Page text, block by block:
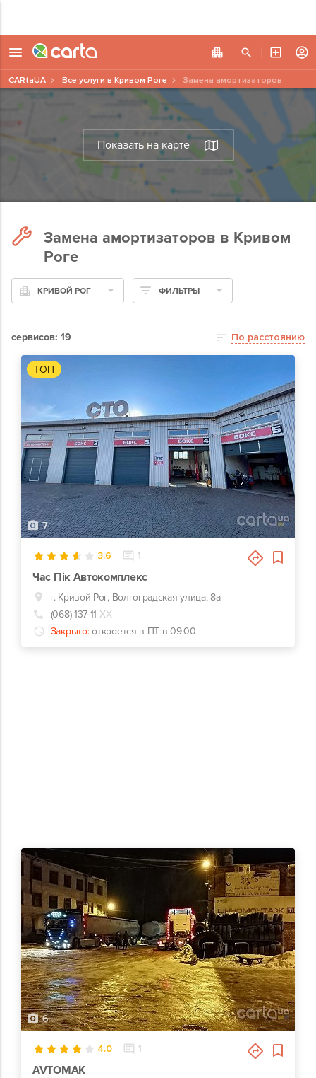
Показать на карте
CARtaUA Все услуги в Кривом Роге Замена амортизаторов
Замена амортизаторов в Кривом
Роге
КРИВОЙ РОГ ФИЛЬТРЫ
сервисов: 19 По расстоянию
ТОП
7
3.6 1
Час Пік Автокомплекс
г. Кривой Рог, Волгоградская улица, 8а
(068) 137-11-ХХ
Закрыто: откроется в ПТ в 09:00
6
4.0 1
AVTOMAK